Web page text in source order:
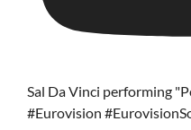
Sal Da Vinci performing
#Eurovision